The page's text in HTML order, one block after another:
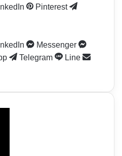
Pinterest
Messenger
Telegram
Line